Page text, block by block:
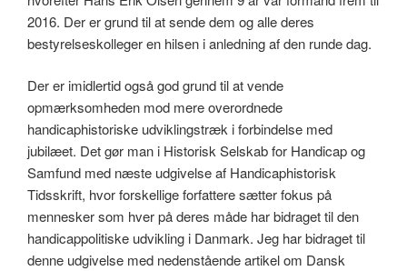
2016. Der er grund til at sende dem og alle deres
bestyrelseskolleger en hilsen i anledning af den runde dag.
Der er imidlertid også god grund til at vende
opmærksomheden mod mere overordnede
handicaphistoriske udviklingstræk i forbindelse med
jubilæet. Det gør man i Historisk Selskab for Handicap og
Samfund med næste udgivelse af Handicaphistorisk
Tidsskrift, hvor forskellige forfattere sætter fokus på
mennesker som hver på deres måde har bidraget til den
handicappolitiske udvikling i Danmark. Jeg har bidraget til
denne udgivelse med nedenstående artikel om Dansk